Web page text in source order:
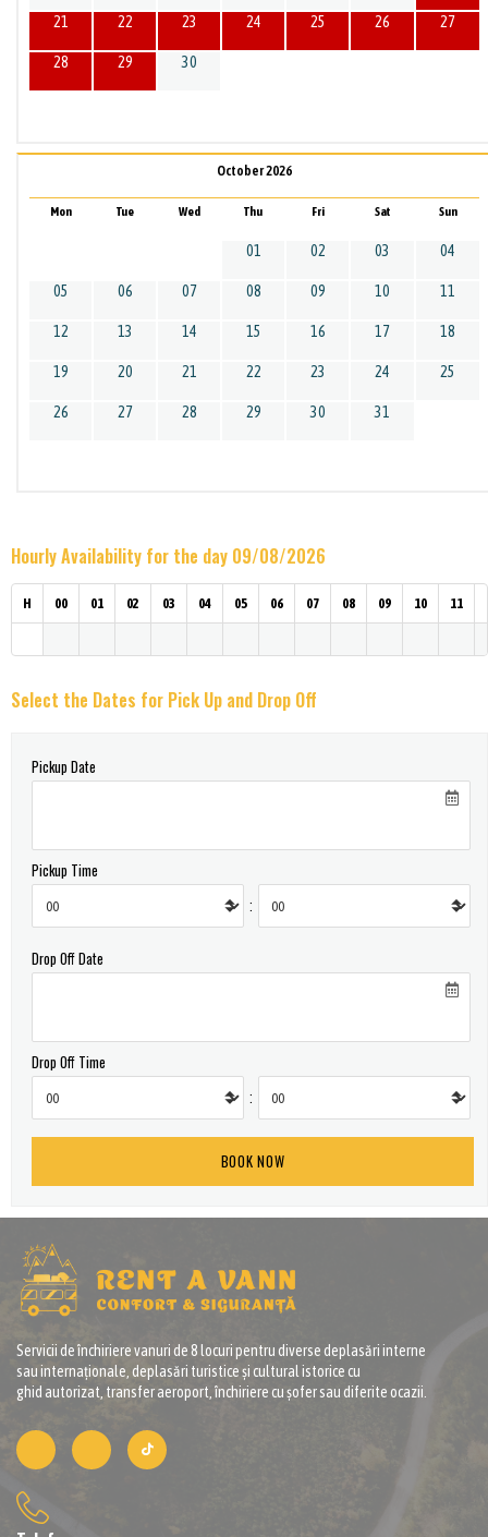
21 22 23 24 25 26 27
28 29 30
October 2026
Mon Tue Wed Thu Fri Sat Sun
01 02 03 04
05 06 07 08 09 10 11
12 13 14 15 16 17 18
19 20 21 22 23 24 25
26 27 28 29 30 31
Hourly Availability for the day 09/08/2026
H 00 01 02 03 04 05 06 07 08 09 10 11
Select the Dates for Pick Up and Drop Off
Pickup Date
Pickup Time
:
Drop Off Date
Drop Off Time
:
Servicii de închiriere vanuri de 8 locuri pentru diverse deplasări interne
sau internaționale, deplasări turistice și cultural istorice cu
ghid autorizat, transfer aeroport, închiriere cu șofer sau diferite ocazii.